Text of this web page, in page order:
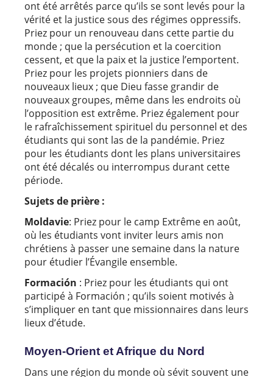
ont été arrêtés parce qu’ils se sont levés pour la
vérité et la justice sous des régimes oppressifs.
Priez pour un renouveau dans cette partie du
monde ; que la persécution et la coercition
cessent, et que la paix et la justice l’emportent.
Priez pour les projets pionniers dans de
nouveaux lieux ; que Dieu fasse grandir de
nouveaux groupes, même dans les endroits où
l’opposition est extrême. Priez également pour
le rafraîchissement spirituel du personnel et des
étudiants qui sont las de la pandémie. Priez
pour les étudiants dont les plans universitaires
ont été décalés ou interrompus durant cette
période.
Sujets de prière :
Moldavie: Priez pour le camp Extrême en août,
où les étudiants vont inviter leurs amis non
chrétiens à passer une semaine dans la nature
pour étudier l’Évangile ensemble.
Formación : Priez pour les étudiants qui ont
participé à Formación ; qu’ils soient motivés à
s’impliquer en tant que missionnaires dans leurs
lieux d’étude.
Moyen-Orient et Afrique du Nord
Dans une région du monde où sévit souvent une